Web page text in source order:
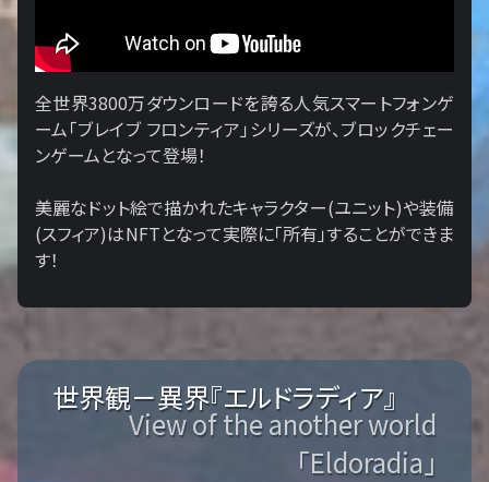
全世界3800万ダウンロードを誇る人気スマートフォンゲ
ーム「ブレイブ フロンティア」シリーズが、ブロックチェー
ンゲームとなって登場！
美麗なドット絵で描かれたキャラクター(ユニット)や装備
(スフィア)はNFTとなって実際に「所有」することができま
す！
世界観－異界『エルドラディア』
View of the another world
「Eldoradia」